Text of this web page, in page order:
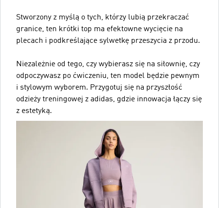
Stworzony z myślą o tych, którzy lubią przekraczać
granice, ten krótki top ma efektowne wycięcie na
plecach i podkreślające sylwetkę przeszycia z przodu.
Niezależnie od tego, czy wybierasz się na siłownię, czy
odpoczywasz po ćwiczeniu, ten model będzie pewnym
i stylowym wyborem. Przygotuj się na przyszłość
odzieży treningowej z adidas, gdzie innowacja łączy się
z estetyką.